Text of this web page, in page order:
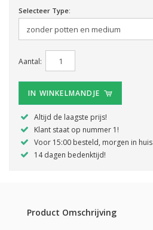
Selecteer Type:
Aantal:
IN WINKELMANDJE
Altijd de laagste prijs!
Klant staat op nummer 1!
Voor 15:00 besteld, morgen in huis
14 dagen bedenktijd!
Product Omschrijving